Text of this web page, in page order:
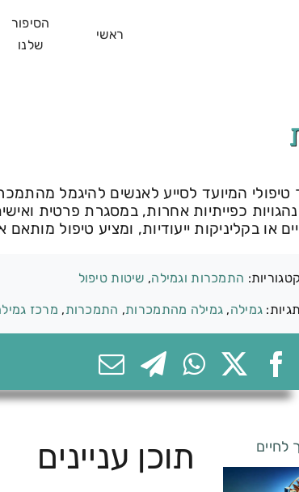
ראשי
הסיפור
שלנו
המיועד לסייע לאנשים להיגמל
כפייתיות אחרות, במסגרת פרטית
או בקליניקות ייעודיות, ומציע טיפול
קטגוריות: התמכרות וגמילה, שיטות טיפול
תגיות: גמילה, גמילה מהתמכרות, התמכרות, מרכז
לחיים תוכן עניינים